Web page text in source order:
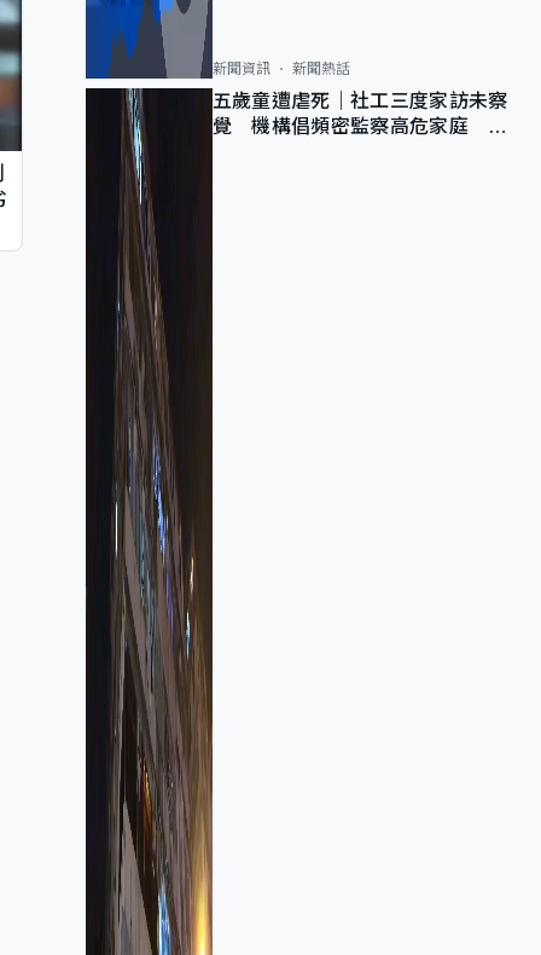
新聞資訊 新聞熱話
五歲童遭虐死｜社工三度家訪未察
覺 機構倡頻密監察高危家庭 管